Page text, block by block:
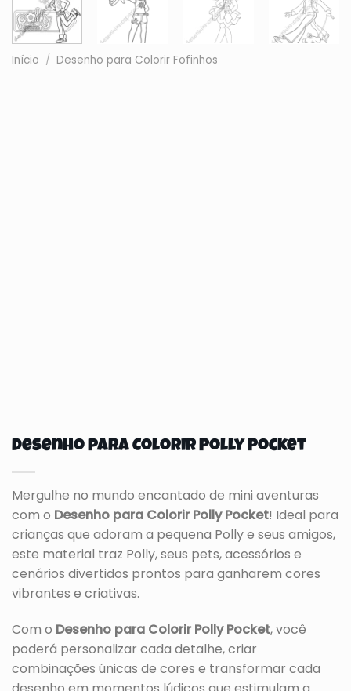
Início / Desenho para Colorir Fofinhos
Desenho para Colorir Polly Pocket
Mergulhe no mundo encantado de mini aventuras
com o Desenho para Colorir Polly Pocket! Ideal para
crianças que adoram a pequena Polly e seus amigos,
este material traz Polly, seus pets, acessórios e
cenários divertidos prontos para ganharem cores
vibrantes e criativas.
Com o Desenho para Colorir Polly Pocket, você
poderá personalizar cada detalhe, criar
combinações únicas de cores e transformar cada